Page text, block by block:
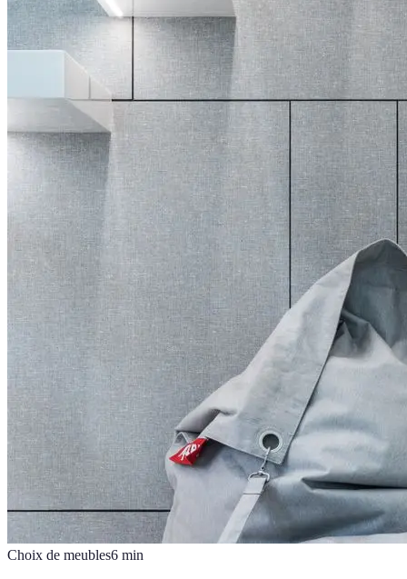
Choix de meubles6 min